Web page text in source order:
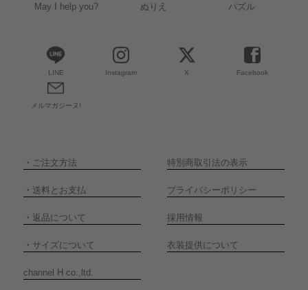
May I help you? ぬりえ パズル
LINE Instagram X Facebook
メルマガジーヌ!
・ ご注文方法 特別商取引法の表示
・ 送料とお支払 プライバシーポリシー
・ 返品について 採用情報
・ サイズについて 衣装提供について
channel H co.,ltd.